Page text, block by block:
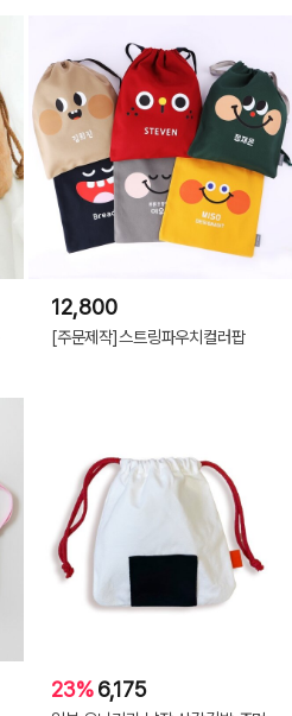
12,800
[주문제작]스트링파우치컬러팝
23%6,175